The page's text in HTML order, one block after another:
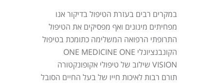
במקרים רבים בעזרת הטיפול בדיקור אנו
מפחיתים מינונים ואף מפסיקים את הטיפול
התרופתי הרפואה המשלימה כתומכת בטיפול
הקונבנציונלי ONE MEDICINE ONE
VISION שילוב של טיפולי אקופונקטורה
תורם רבות לאיכות חייו של בעל החיים הסובל